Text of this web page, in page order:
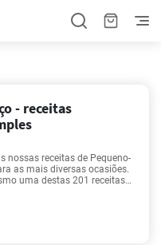
- receitas
nossas receitas de Pequeno-
as mais diversas ocasiões.
uma destas 201 receitas.
é de 5 - 360 minutos. O
em cada receita. Se é